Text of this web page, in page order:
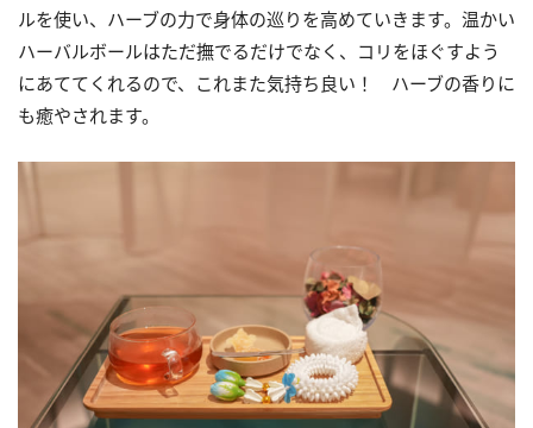
ルを使い、ハーブの力で身体の巡りを高めていきます。温かい
ハーバルボールはただ撫でるだけでなく、コリをほぐすよう
にあててくれるので、これまた気持ち良い！ ハーブの香りに
も癒やされます。